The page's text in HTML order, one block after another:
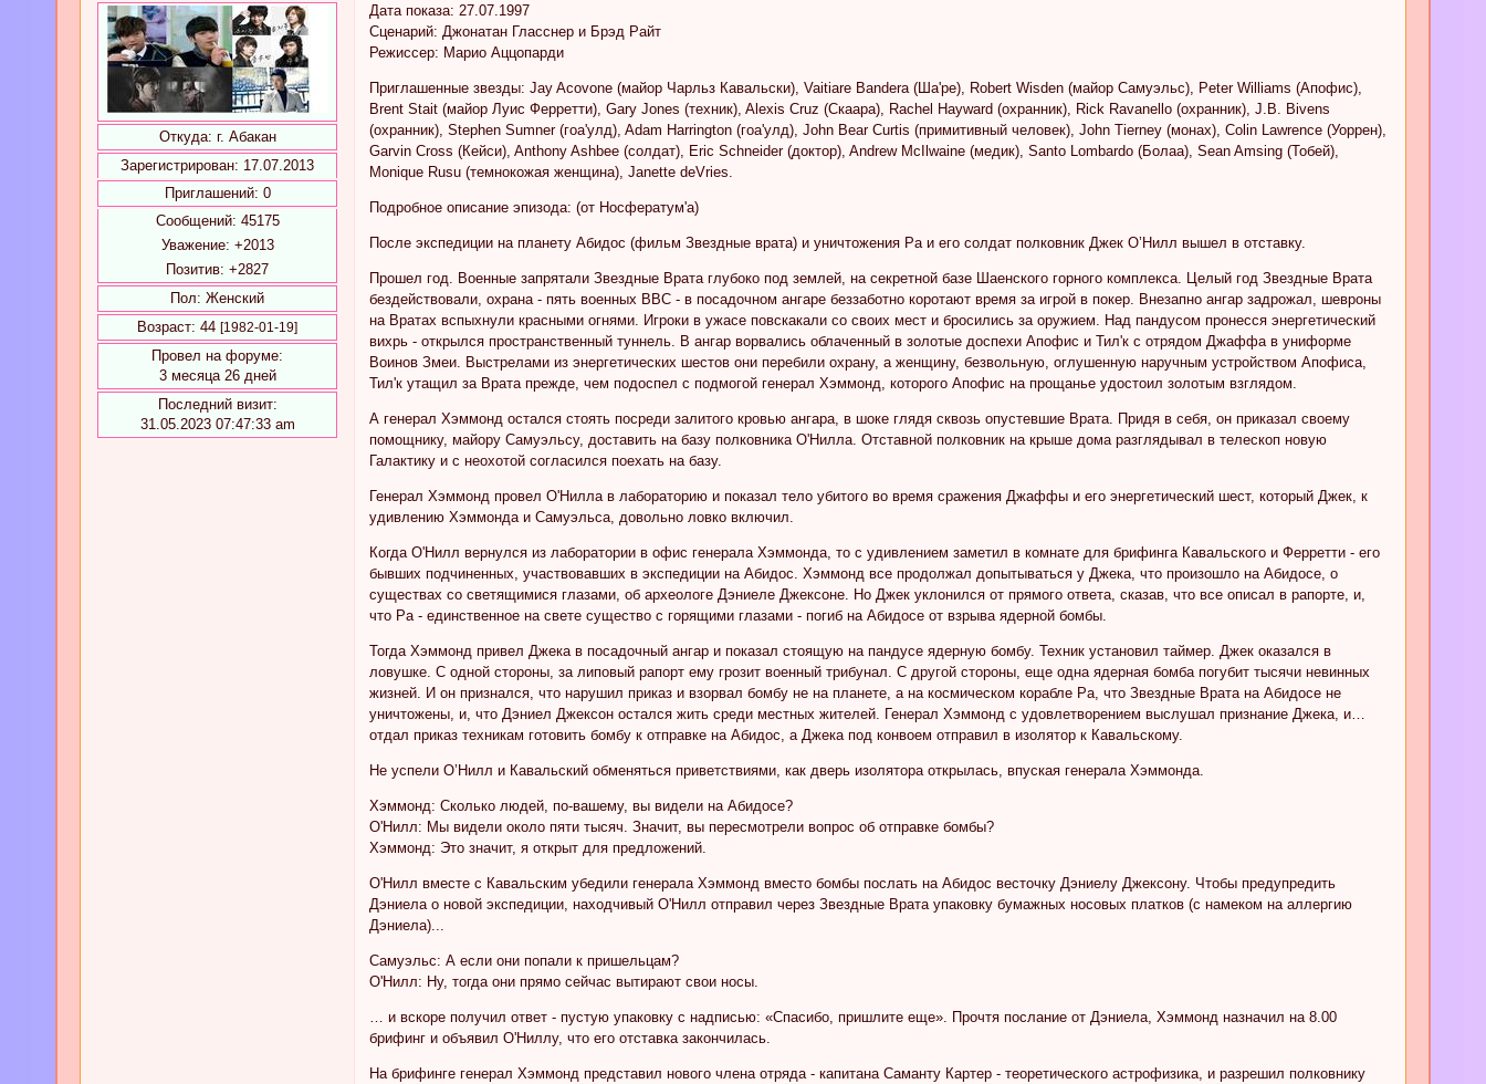
Откуда: г. Абакан
Зарегистрирован: 17.07.2013
Приглашений: 0
Сообщений: 45175
Уважение: +2013
Позитив: +2827
Пол: Женский
Возраст: 44 [1982-01-19]
Провел на форуме:
3 месяца 26 дней
Последний визит:
31.05.2023 07:47:33 am
Дата показа: 27.07.1997
Сценарий: Джонатан Гласснер и Брэд Райт
Режиссер: Марио Аццопарди
Приглашенные звезды: Jay Acovone (майор Чарльз Кавальски), Vaitiare Bandera (Ша'ре), Robert Wisden (майор Самуэльс), Peter Williams (Апофис),
Brent Stait (майор Луис Ферретти), Gary Jones (техник), Alexis Cruz (Скаара), Rachel Hayward (охранник), Rick Ravanello (охранник), J.B. Bivens
(охранник), Stephen Sumner (гоа'улд), Adam Harrington (гоа'улд), John Bear Curtis (примитивный человек), John Tierney (монах), Colin Lawrence (Уоррен),
Garvin Cross (Кейси), Anthony Ashbee (солдат), Eric Schneider (доктор), Andrew McIlwaine (медик), Santo Lombardo (Болаа), Sean Amsing (Тобей),
Monique Rusu (темнокожая женщина), Janette deVries.
Подробное описание эпизода: (от Носфератум'а)
После экспедиции на планету Абидос (фильм Звездные врата) и уничтожения Ра и его солдат полковник Джек О’Нилл вышел в отставку.
Прошел год. Военные запрятали Звездные Врата глубоко под землей, на секретной базе Шаенского горного комплекса. Целый год Звездные Врата
бездействовали, охрана - пять военных ВВС - в посадочном ангаре беззаботно коротают время за игрой в покер. Внезапно ангар задрожал, шевроны
на Вратах вспыхнули красными огнями. Игроки в ужасе повскакали со своих мест и бросились за оружием. Над пандусом пронесся энергетический
вихрь - открылся пространственный туннель. В ангар ворвались облаченный в золотые доспехи Апофис и Тил'к с отрядом Джаффа в униформе
Воинов Змеи. Выстрелами из энергетических шестов они перебили охрану, а женщину, безвольную, оглушенную наручным устройством Апофиса,
Тил'к утащил за Врата прежде, чем подоспел с подмогой генерал Хэммонд, которого Апофис на прощанье удостоил золотым взглядом.
А генерал Хэммонд остался стоять посреди залитого кровью ангара, в шоке глядя сквозь опустевшие Врата. Придя в себя, он приказал своему
помощнику, майору Самуэльсу, доставить на базу полковника О'Нилла. Отставной полковник на крыше дома разглядывал в телескоп новую
Галактику и с неохотой согласился поехать на базу.
Генерал Хэммонд провел О'Нилла в лабораторию и показал тело убитого во время сражения Джаффы и его энергетический шест, который Джек, к
удивлению Хэммонда и Самуэльса, довольно ловко включил.
Когда О'Нилл вернулся из лаборатории в офис генерала Хэммонда, то с удивлением заметил в комнате для брифинга Кавальского и Ферретти - его
бывших подчиненных, участвовавших в экспедиции на Абидос. Хэммонд все продолжал допытываться у Джека, что произошло на Абидосе, о
существах со светящимися глазами, об археологе Дэниеле Джексоне. Но Джек уклонился от прямого ответа, сказав, что все описал в рапорте, и,
что Ра - единственное на свете существо с горящими глазами - погиб на Абидосе от взрыва ядерной бомбы.
Тогда Хэммонд привел Джека в посадочный ангар и показал стоящую на пандусе ядерную бомбу. Техник установил таймер. Джек оказался в
ловушке. С одной стороны, за липовый рапорт ему грозит военный трибунал. С другой стороны, еще одна ядерная бомба погубит тысячи невинных
жизней. И он признался, что нарушил приказ и взорвал бомбу не на планете, а на космическом корабле Ра, что Звездные Врата на Абидосе не
уничтожены, и, что Дэниел Джексон остался жить среди местных жителей. Генерал Хэммонд с удовлетворением выслушал признание Джека, и…
отдал приказ техникам готовить бомбу к отправке на Абидос, а Джека под конвоем отправил в изолятор к Кавальскому.
Не успели О’Нилл и Кавальский обменяться приветствиями, как дверь изолятора открылась, впуская генерала Хэммонда.
Хэммонд: Сколько людей, по-вашему, вы видели на Абидосе?
О'Нилл: Мы видели около пяти тысяч. Значит, вы пересмотрели вопрос об отправке бомбы?
Хэммонд: Это значит, я открыт для предложений.
О'Нилл вместе с Кавальским убедили генерала Хэммонд вместо бомбы послать на Абидос весточку Дэниелу Джексону. Чтобы предупредить
Дэниела о новой экспедиции, находчивый О'Нилл отправил через Звездные Врата упаковку бумажных носовых платков (с намеком на аллергию
Дэниела)...
Самуэльс: А если они попали к пришельцам?
О'Нилл: Ну, тогда они прямо сейчас вытирают свои носы.
… и вскоре получил ответ - пустую упаковку с надписью: «Спасибо, пришлите еще». Прочтя послание от Дэниела, Хэммонд назначил на 8.00
брифинг и объявил О'Ниллу, что его отставка закончилась.
На брифинге генерал Хэммонд представил нового члена отряда - капитана Саманту Картер - теоретического астрофизика, и разрешил полковнику